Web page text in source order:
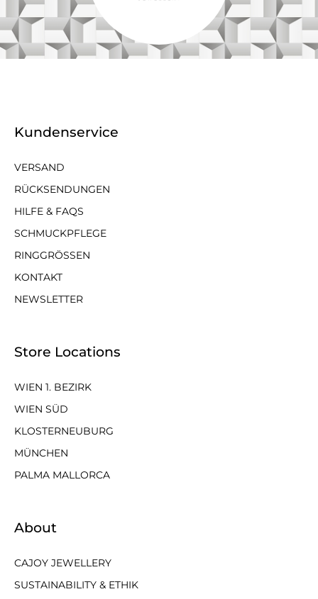
Kundenservice
VERSAND
RÜCKSENDUNGEN
HILFE & FAQS
SCHMUCKPFLEGE
RINGGRÖSSEN
KONTAKT
NEWSLETTER
Store Locations
WIEN 1. BEZIRK
WIEN SÜD
KLOSTERNEUBURG
MÜNCHEN
PALMA MALLORCA
About
CAJOY JEWELLERY
SUSTAINABILITY & ETHIK